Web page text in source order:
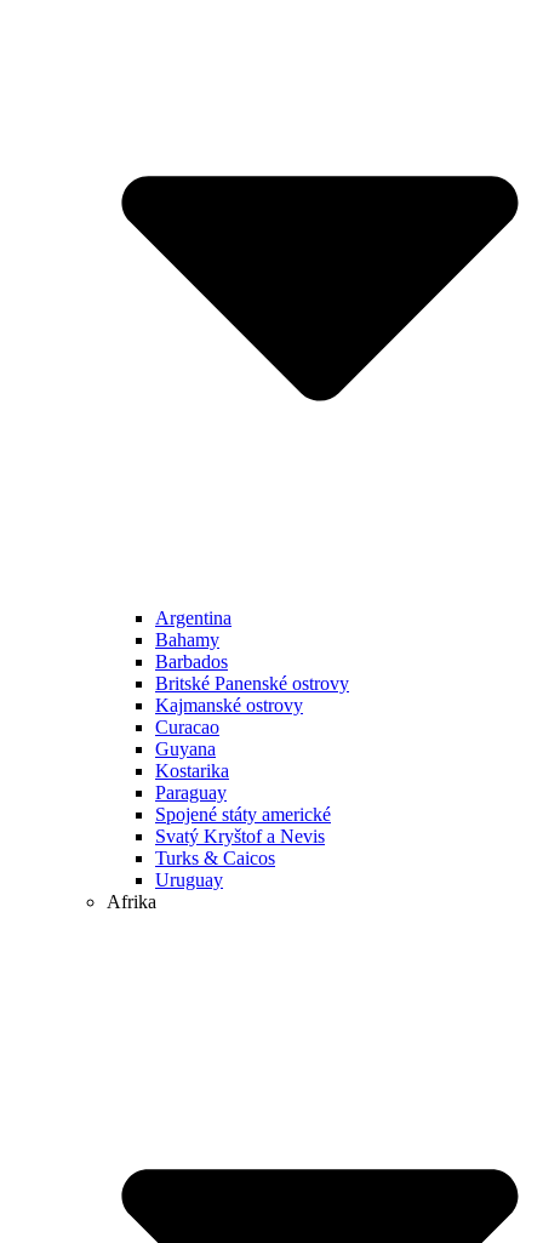
Argentina
Bahamy
Barbados
Britské Panenské ostrovy
Kajmanské ostrovy
Curacao
Guyana
Kostarika
Paraguay
Spojené státy americké
Svatý Kryštof a Nevis
Turks & Caicos
Uruguay
Afrika